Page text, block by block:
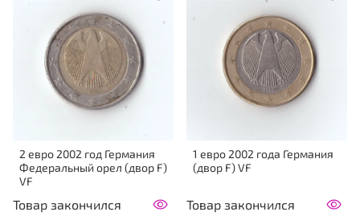
2 евро 2002 год Германия
Федеральный орел (двор F)
VF
Товар закончился
1 евро 2002 года Германия
(двор F) VF
Товар закончился